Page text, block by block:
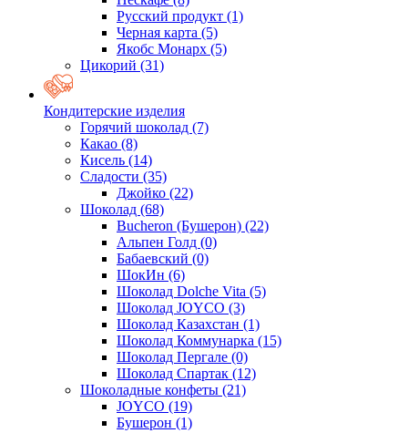
Русский продукт (1)
Черная карта (5)
Якобс Монарх (5)
Цикорий (31)
Кондитерские изделия
Горячий шоколад (7)
Какао (8)
Кисель (14)
Сладости (35)
Джойко (22)
Шоколад (68)
Bucheron (Бушерон) (22)
Альпен Голд (0)
Бабаевский (0)
ШокИн (6)
Шоколад Dolche Vita (5)
Шоколад JOYCO (3)
Шоколад Казахстан (1)
Шоколад Коммунарка (15)
Шоколад Пергале (0)
Шоколад Спартак (12)
Шоколадные конфеты (21)
JOYCO (19)
Бушерон (1)